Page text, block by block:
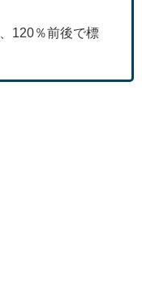
120％前後で標